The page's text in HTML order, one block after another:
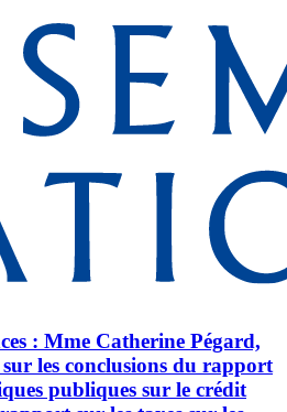
: Mme Catherine Pégard,
les conclusions du rapport
publiques sur le crédit